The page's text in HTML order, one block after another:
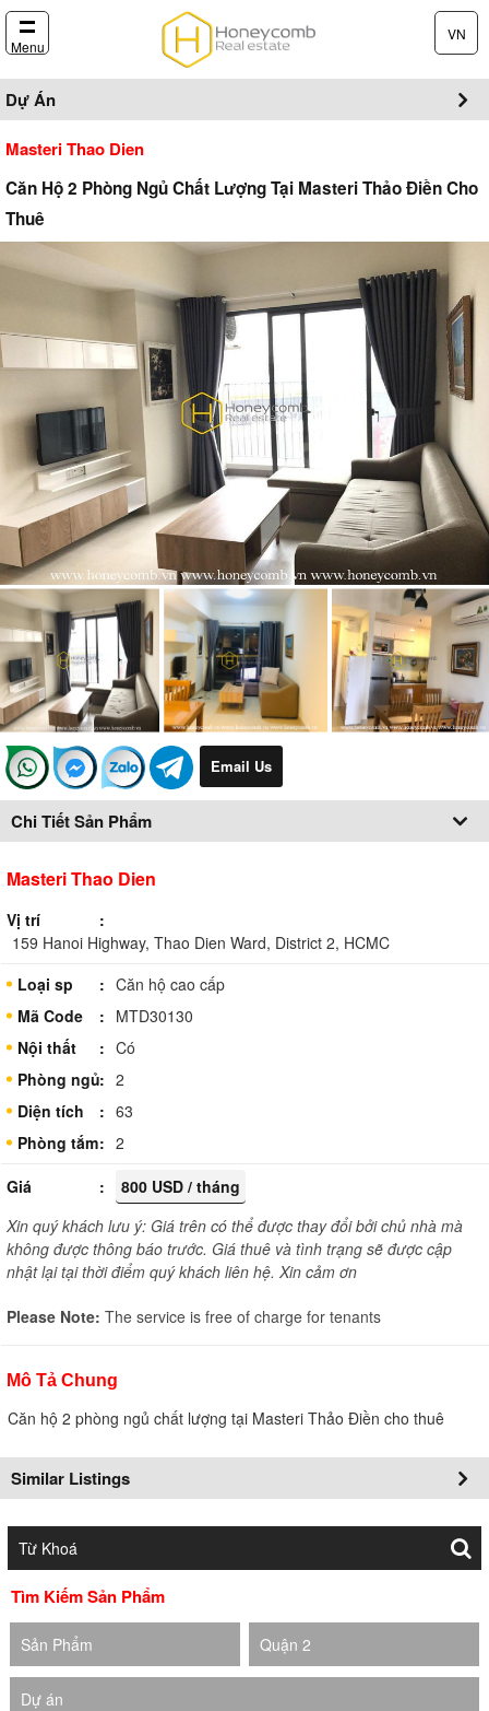
Menu
VN
Dự Án
Masteri Thao Dien
Căn Hộ 2 Phòng Ngủ Chất Lượng Tại Masteri Thảo Điền Cho
Thuê
Email Us
Chi Tiết Sản Phẩm
Masteri Thao Dien
Vị trí
159 Hanoi Highway, Thao Dien Ward, District 2, HCMC
Loại sp
Căn hộ cao cấp
Mã Code
MTD30130
Nội thất
Có
Phòng ngủ
2
Diện tích
63
Phòng tắm
2
Giá
800 USD / tháng
Xin quý khách lưu ý: Giá trên có thể được thay đổi bởi chủ nhà mà
không được thông báo trước. Giá thuê và tình trạng sẽ được cập
nhật lại tại thời điểm quý khách liên hệ. Xin cảm ơn
Please Note: The service is free of charge for tenants
Mô Tả Chung
Căn hộ 2 phòng ngủ chất lượng tại Masteri Thảo Điền cho thuê
Similar Listings
Tìm Kiếm Sản Phẩm
Sản Phẩm Quận 2
Dự án